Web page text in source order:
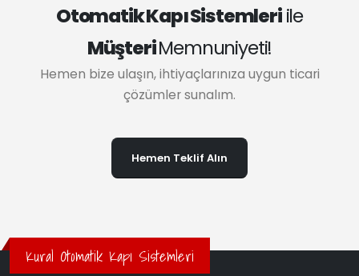
Otomatik Kapı Sistemleriile
MüşteriMemnuniyeti!
Hemen bize ulaşın, ihtiyaçlarınıza uygun ticari
çözümler sunalım.
Hemen Teklif Alın
Kural Otomatik Kapı Sistemleri